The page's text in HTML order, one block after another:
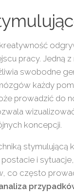
pracy. Jedną
swobodne
każdy
prowadzić do
koncepcji.
stymulującą
i
co często